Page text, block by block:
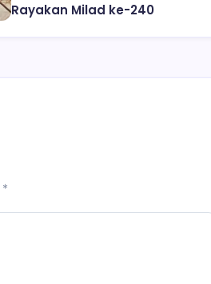
Rayakan Milad ke-240
*